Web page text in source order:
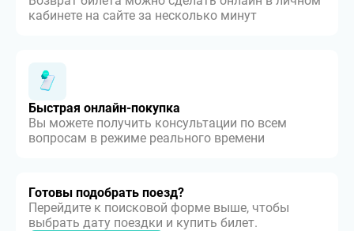
кабинете на сайте за несколько минут
Быстрая онлайн-покупка
Вы можете получить консультации по всем
вопросам в режиме реального времени
Готовы подобрать поезд?
Перейдите к поисковой форме выше, чтобы
выбрать дату поездки и купить билет.